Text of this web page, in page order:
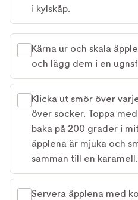
i kylskåp.
Kärna ur och skala
och lägg dem i en
Klicka ut smör över
över socker. Toppa
baka på 200 grader i
äpplena är mjuka och
samman till en karamell.
Servera äpplena med